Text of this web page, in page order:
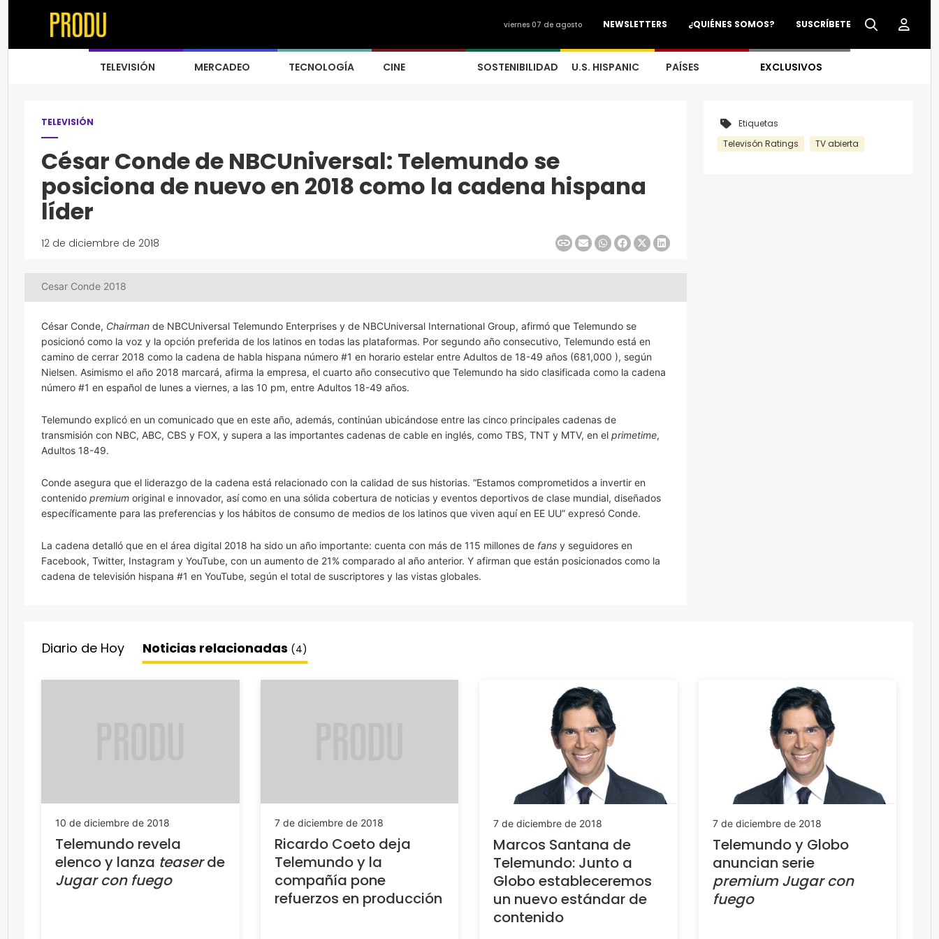
SUSCRÍBETE
¿QUIÉNES SOMOS?
NEWSLETTERS
viernes 07 de agosto
TELEVISIÓN MERCADEO TECNOLOGÍA CINE SOSTENIBILIDAD U.S. HISPANIC PAÍSES EXCLUSIVOS
TELEVISIÓN
César Conde de NBCUniversal: Telemundo se
posiciona de nuevo en 2018 como la cadena hispana
líder
12 de diciembre de 2018
Cesar Conde 2018
César Conde, Chairman de NBCUniversal Telemundo Enterprises y de NBCUniversal International Group, afirmó que Telemundo se
posicionó como la voz y la opción preferida de los latinos en todas las plataformas. Por segundo año consecutivo, Telemundo está en
camino de cerrar 2018 como la cadena de habla hispana número #1 en horario estelar entre Adultos de 18-49 años (681,000 ), según
Nielsen. Asimismo el año 2018 marcará, afirma la empresa, el cuarto año consecutivo que Telemundo ha sido clasificada como la cadena
número #1 en español de lunes a viernes, a las 10 pm, entre Adultos 18-49 años.
Telemundo explicó en un comunicado que en este año, además, continúan ubicándose entre las cinco principales cadenas de
transmisión con NBC, ABC, CBS y FOX, y supera a las importantes cadenas de cable en inglés, como TBS, TNT y MTV, en el primetime,
Adultos 18-49.
Conde asegura que el liderazgo de la cadena está relacionado con la calidad de sus historias. “Estamos comprometidos a invertir en
contenido premium original e innovador, así como en una sólida cobertura de noticias y eventos deportivos de clase mundial, diseñados
específicamente para las preferencias y los hábitos de consumo de medios de los latinos que viven aquí en EE UU” expresó Conde.
La cadena detalló que en el área digital 2018 ha sido un año importante: cuenta con más de 115 millones de fans y seguidores en
Facebook, Twitter, Instagram y YouTube, con un aumento de 21% comparado al año anterior. Y afirman que están posicionados como la
cadena de televisión hispana #1 en YouTube, según el total de suscriptores y las vistas globales.
Etiquetas
Televisón Ratings
TV abierta
Diario de Hoy Noticias relacionadas (4)
10 de diciembre de 2018
Telemundo revela
elenco y lanza teaserde
Jugar con fuego
7 de diciembre de 2018
Ricardo Coeto deja
Telemundo y la
compañía pone
refuerzos en producción
7 de diciembre de 2018
Marcos Santana de
Telemundo: Junto a
Globo estableceremos
un nuevo estándar de
contenido
7 de diciembre de 2018
Telemundo y Globo
anuncian serie
premium Jugar con
fuego